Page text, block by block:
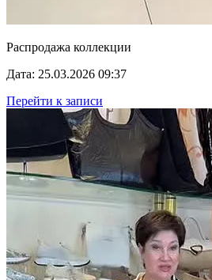
Распродажа коллекции
Дата: 25.03.2026 09:37
Перейти к записи